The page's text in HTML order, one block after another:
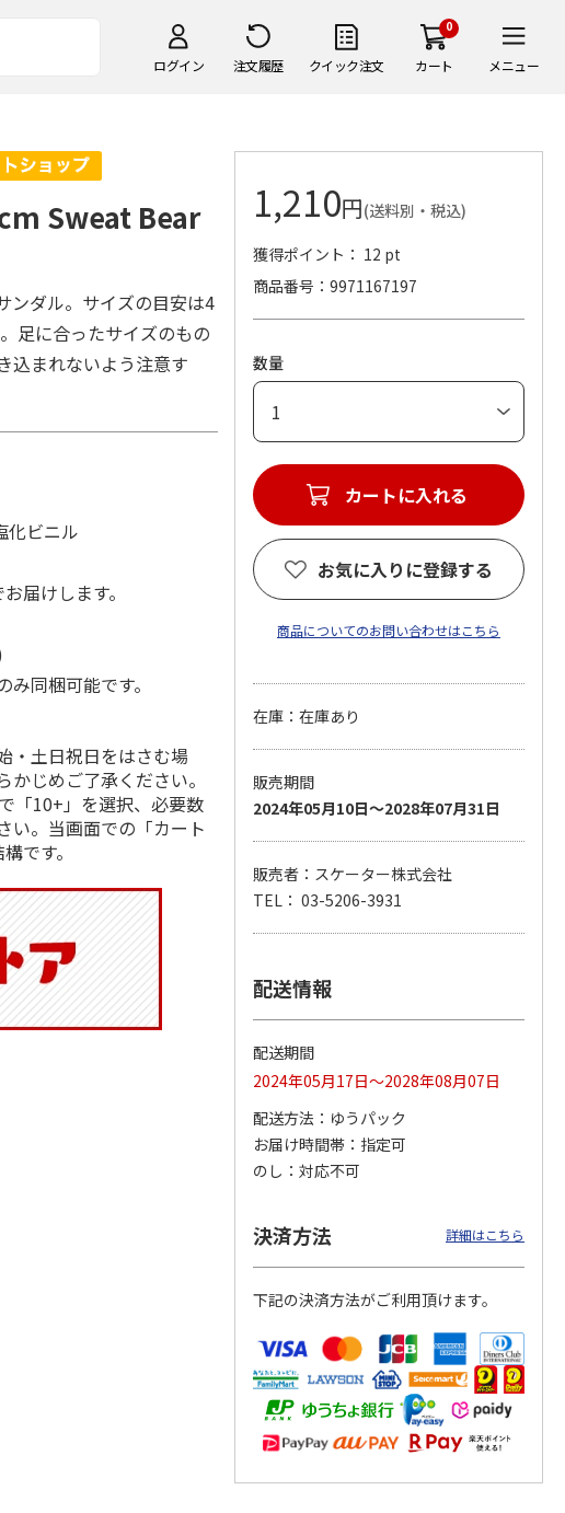
ログイン 注文履歴 クイック注文
0
カート メニュー
『ジョジョの奇妙な
クルセイダース』
トラ…
3,300円
(送料別・税込)
『ジョジョの奇妙な
Sweat Bear
ンダル。サイズの目安は4
足に合ったサイズのもの
込まれないよう注意す
化ビニル
届けします。
み同梱可能です。
・土日祝日をはさむ場
じめご了承ください。
「10+」を選択、必要数
い。当画面での「カート
です。
1,210円(送料別・税込)
獲得ポイント： 12 pt
商品番号
9971167197
数量
カートに入れる
お気に入りに登録する
商品についてのお問い合わせはこちら
在庫：在庫あり
販売期間
2024年05月10日～2028年07月31日
販売者：スケーター株式会社
TEL： 03-5206-3931
配送情報
配送期間
2024年05月17日～2028年08月07日
配送方法
ゆうパック
お届け時間帯
指定可
のし
対応不可
決済方法 詳細はこちら
下記の決済方法がご利用頂けます。